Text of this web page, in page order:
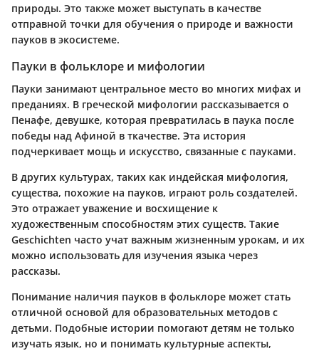
природы. Это также может выступать в качестве
отправной точки для обучения о природе и важности
пауков в экосистеме.
Пауки в фольклоре и мифологии
Пауки занимают центральное место во многих мифах и
преданиях. В греческой мифологии рассказывается о
Пенафе, девушке, которая превратилась в паука после
победы над Афиной в ткачестве. Эта история
подчеркивает мощь и искусство, связанные с пауками.
В других культурах, таких как индейская мифология,
существа, похожие на пауков, играют роль создателей.
Это отражает уважение и восхищение к
художественным способностям этих существ. Такие
Geschichten часто учат важным жизненным урокам, и их
можно использовать для изучения языка через
рассказы.
Понимание наличия пауков в фольклоре может стать
отличной основой для образовательных методов с
детьми. Подобные истории помогают детям не только
изучать язык, но и понимать культурные аспекты,